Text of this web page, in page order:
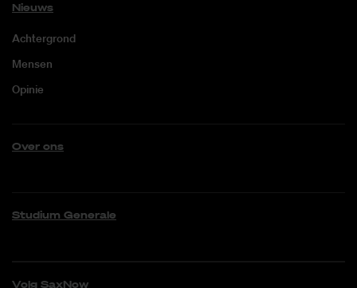
Nieuws
Achtergrond
Mensen
Opinie
Over ons
Studium Generale
Volg SaxNow